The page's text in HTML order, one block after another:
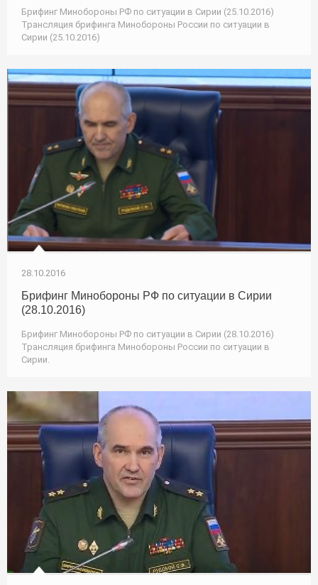
Брифинг Минобороны РФ по ситуации в Сирии (25.10.2016)
Трансляция брифинга Минобороны России по ситуации в
Сирии (25.10.2016)
28.10.2016
Брифинг Минобороны РФ по ситуации в Сирии
(28.10.2016)
Брифинг Минобороны РФ по ситуации в Сирии (28.10.2016)
Трансляция брифинга Минобороны России по ситуации в
Сирии.